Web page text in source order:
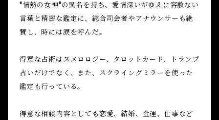
"情熱の女神"の異名を持ち、愛情深いがゆえに容赦ない
言葉と精密な鑑定に、総合司会者やアナウンサーも絶
賛し、時には涙を呼んだ。
得意な占術はヌメロロジー、タロットカード、トランプ
占いだけでなく、また、スクライングミラーを使った
鑑定も行っている。
得意な相談内容としても恋愛、結婚、金運、仕事など